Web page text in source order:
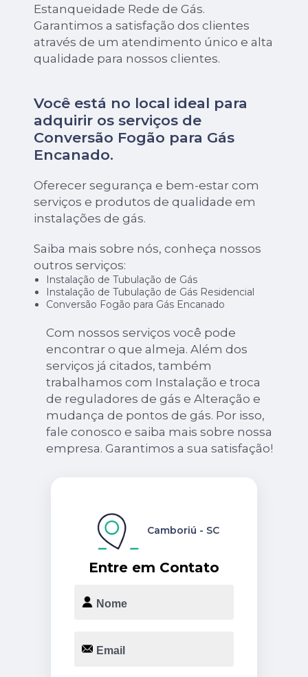
Estanqueidade Rede de Gás.
Garantimos a satisfação dos clientes
através de um atendimento único e alta
qualidade para nossos clientes.
Você está no local ideal para
adquirir os serviços de
Conversão Fogão para Gás
Encanado.
Oferecer segurança e bem-estar com
serviços e produtos de qualidade em
instalações de gás.
Saiba mais sobre nós, conheça nossos
outros serviços:
Instalação de Tubulação de Gás
Instalação de Tubulação de Gás Residencial
Conversão Fogão para Gás Encanado
Com nossos serviços você pode
encontrar o que almeja. Além dos
serviços já citados, também
trabalhamos com Instalação e troca
de reguladores de gás e Alteração e
mudança de pontos de gás. Por isso,
fale conosco e saiba mais sobre nossa
empresa. Garantimos a sua satisfação!
Entre em Contato
Camboriú - SC